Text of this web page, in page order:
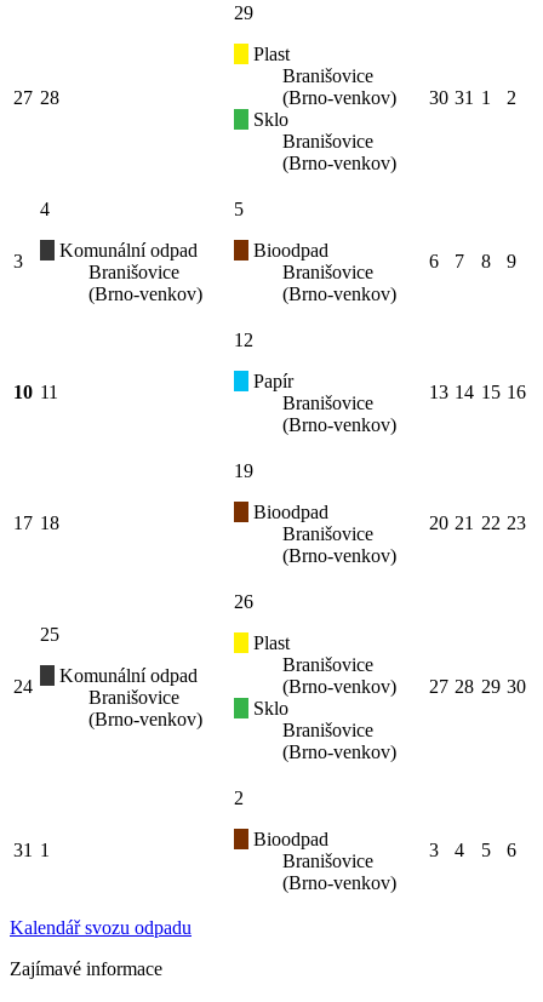
27 28
29
Plast
Branišovice
(Brno-venkov)
Sklo
Branišovice
(Brno-venkov)
30 31 1 2
3
4
Komunální odpad
Branišovice
(Brno-venkov)
5
Bioodpad
Branišovice
(Brno-venkov)
6 7 8 9
10 11
12
Papír
Branišovice
(Brno-venkov)
13 14 15 16
17 18
19
Bioodpad
Branišovice
(Brno-venkov)
20 21 22 23
24
25
Komunální odpad
Branišovice
(Brno-venkov)
26
Plast
Branišovice
(Brno-venkov)
Sklo
Branišovice
(Brno-venkov)
27 28 29 30
31 1
2
Bioodpad
Branišovice
(Brno-venkov)
3 4 5 6
Kalendář svozu odpadu
Zajímavé informace